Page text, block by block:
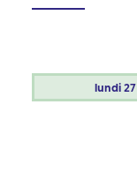
lundi27